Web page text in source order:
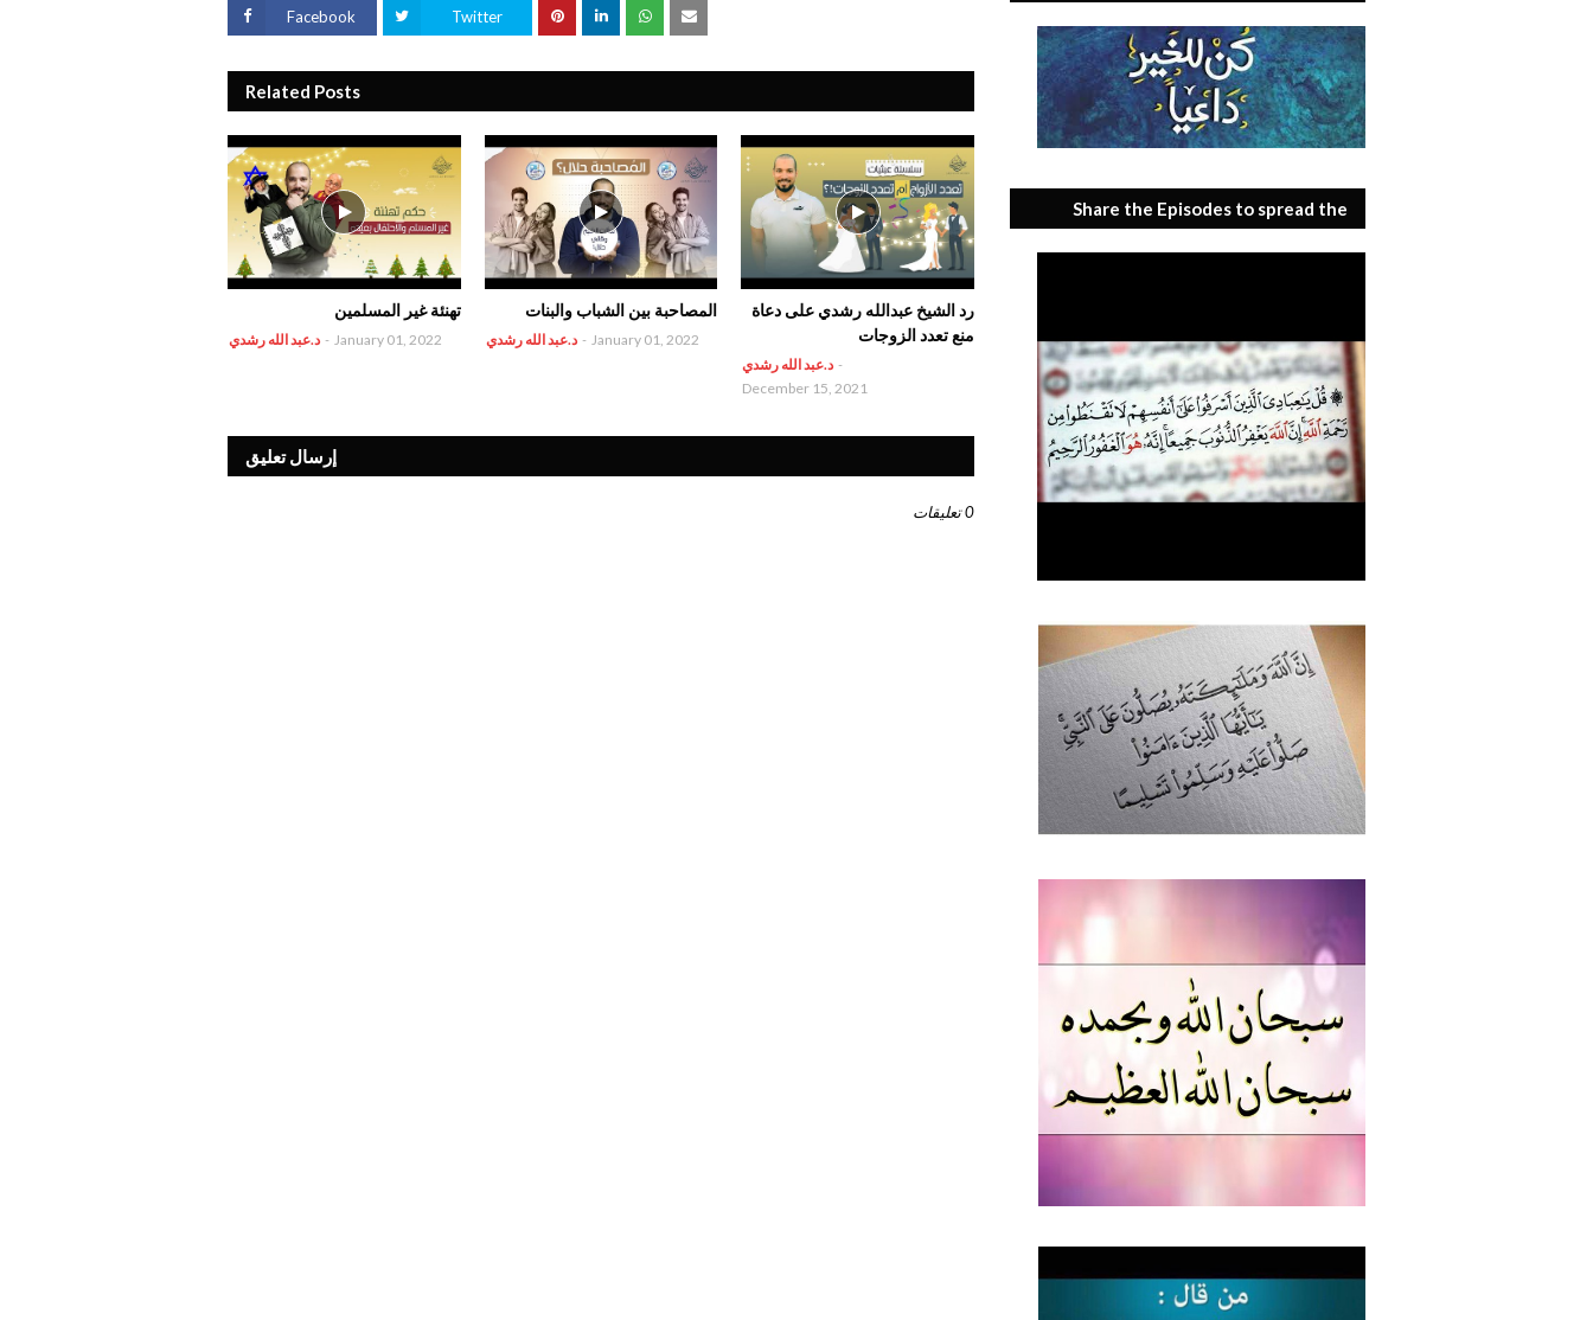
Facebook Twitter
Related Posts
تهنئة غير المسلمين
د.عبد الله رشدي - January 01, 2022
المصاحبة بين الشباب والبنات
د.عبد الله رشدي - January 01, 2022
رد الشيخ عبدالله رشدي على دعاة
منع تعدد الزوجات
د.عبد الله رشدي -
December 15, 2021
إرسال تعليق
0 تعليقات
Share the Episodes to spread the
benefit